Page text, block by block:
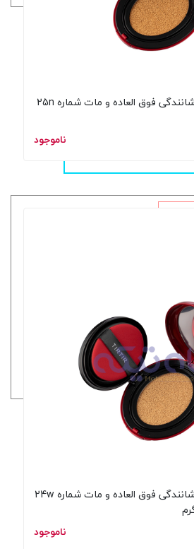
کوشن تیرتیر tirtir پوشانندگی فوق العاده و مات شماره 25n
ناموجود
کوشن تیرتیر tirtir پوشانندگی فوق العاده و مات شماره 24w
ناموجود